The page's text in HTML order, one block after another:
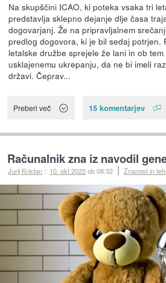
Na skupščini ICAO, ki poteka vsaka tri
predstavlja sklepno dejanje dlje časa
dogovarjanj. Že na pripravljalnem
predlog dogovora, ki je bil sedaj potrjen.
letalske družbe sprejele že lani in ob
usklajenemu ukrepanju, da ne bi imeli
državi. Čeprav...
Preberi več 15 komentarjev
Računalnik zna iz navodil
Jurij Kristan :: 10. okt 2022ob 08:32 Znanost in